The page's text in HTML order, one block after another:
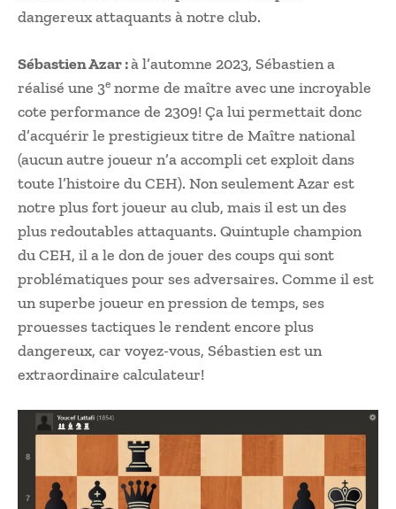
dangereux attaquants à notre club.
Sébastien Azar :à l’automne 2023, Sébastien a
réalisé une 3e norme de maître avec une incroyable
cote performance de 2309! Ça lui permettait donc
d’acquérir le prestigieux titre de Maître national
(aucun autre joueur n’a accompli cet exploit dans
toute l’histoire du CEH). Non seulement Azar est
notre plus fort joueur au club, mais il est un des
plus redoutables attaquants. Quintuple champion
du CEH, il a le don de jouer des coups qui sont
problématiques pour ses adversaires. Comme il est
un superbe joueur en pression de temps, ses
prouesses tactiques le rendent encore plus
dangereux, car voyez-vous, Sébastien est un
extraordinaire calculateur!